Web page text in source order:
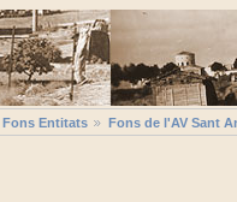
Fons Entitats Fons de l'AV Sant